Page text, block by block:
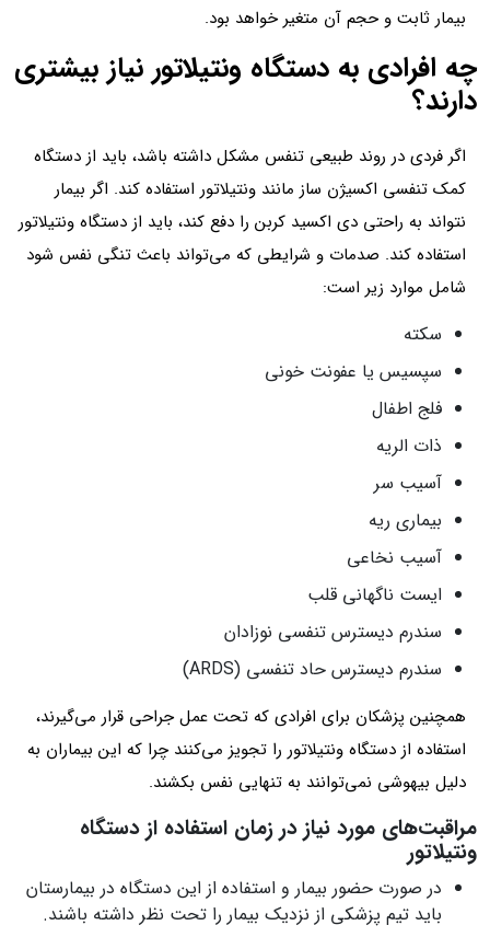
بیمار ثابت و حجم آن متغیر خواهد بود.
چه افرادی به دستگاه ونتیلاتور نیاز بیشتری
دارند؟
اگر فردی در روند طبیعی تنفس مشکل داشته باشد، باید از دستگاه
کمک تنفسی اکسیژن ساز مانند ونتیلاتور استفاده کند. اگر بیمار
نتواند به راحتی دی اکسید کربن را دفع کند، باید از دستگاه ونتیلاتور
استفاده کند. صدمات و شرایطی که می‌تواند باعث تنگی نفس شود
شامل موارد زیر است:
سکته
سپسیس یا عفونت خونی
فلج اطفال
ذات الریه
آسیب سر
بیماری ریه
آسیب نخاعی
ایست ناگهانی قلب
سندرم دیسترس تنفسی نوزادان
سندرم دیسترس حاد تنفسی (ARDS)
همچنین پزشکان برای افرادی که تحت عمل جراحی قرار می‌گیرند،
استفاده از دستگاه ونتیلاتور را تجویز می‌کنند چرا که این بیماران به
دلیل بیهوشی نمی‌توانند به تنهایی نفس بکشند.
مراقبت‌های مورد نیاز در زمان استفاده از دستگاه
ونتیلاتور
در صورت حضور بیمار و استفاده از این دستگاه در بیمارستان
باید تیم پزشکی از نزدیک بیمار را تحت نظر داشته باشند.